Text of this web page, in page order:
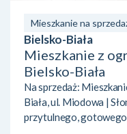
Mieszkanie na
Bielsko-Biała
Mieszkanie z
Bielsko-Biała
Na sprzedaż:
Biała, ul. Miodowa |
przytulnego, gotowego